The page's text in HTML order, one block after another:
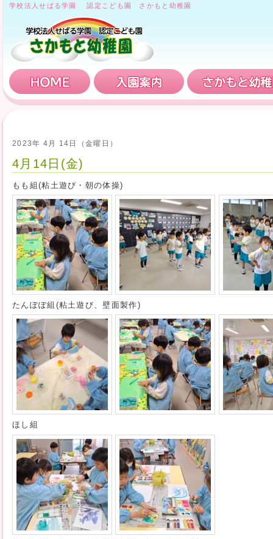
学校法人せばる学園 認定こども園 さかもと幼稚園
HOME 入園案内
2023年 4月 14日（金曜日）
4月14日(金)
もも組(粘土遊び・朝の体操)
たんぽぽ組(粘土遊び、壁面製作)
ほし組